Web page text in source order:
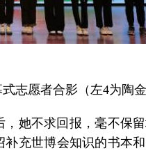
愿者合影（左4为陶金
她不求回报，毫不保
充世博会知识的书本